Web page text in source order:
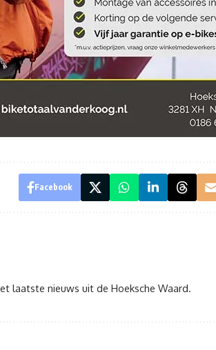
Facebook
laatste nieuws uit de Hoeksche Waard.